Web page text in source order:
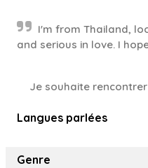
I'm from Thailand,
and serious in love. I
Je souhaite
Langues parlées
Genre